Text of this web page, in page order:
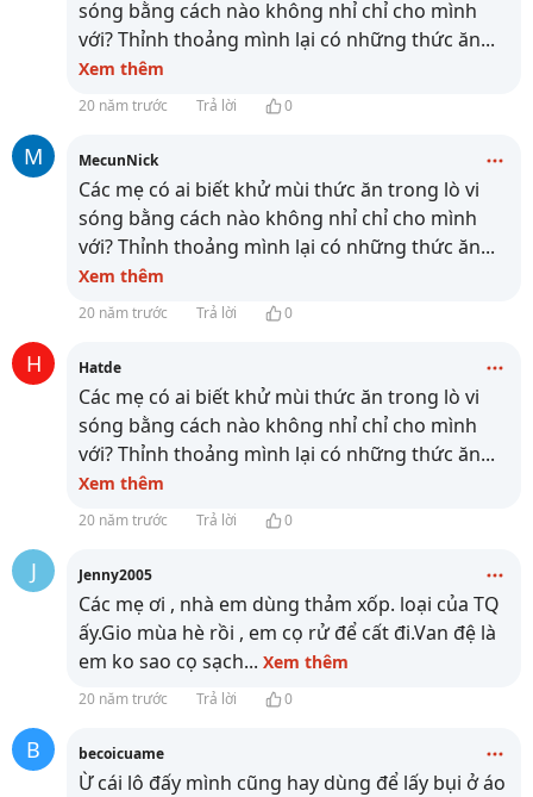
sóng bằng cách nào không nhỉ chỉ cho mình
với? Thỉnh thoảng mình lại có những thức ăn...
Xem thêm
20 năm trước Trả lời 0
M MecunNick
Các mẹ có ai biết khử mùi thức ăn trong lò vi
sóng bằng cách nào không nhỉ chỉ cho mình
với? Thỉnh thoảng mình lại có những thức ăn...
Xem thêm
20 năm trước Trả lời 0
H Hatde
Các mẹ có ai biết khử mùi thức ăn trong lò vi
sóng bằng cách nào không nhỉ chỉ cho mình
với? Thỉnh thoảng mình lại có những thức ăn...
Xem thêm
20 năm trước Trả lời 0
J Jenny2005
Các mẹ ơi , nhà em dùng thảm xốp. loại của TQ
ấy.Gio mùa hè rồi , em cọ rử để cất đi.Van đệ là
em ko sao cọ sạch... Xem thêm
20 năm trước Trả lời 0
B becoicuame
Ừ cái lô đấy mình cũng hay dùng để lấy bụi ở áo